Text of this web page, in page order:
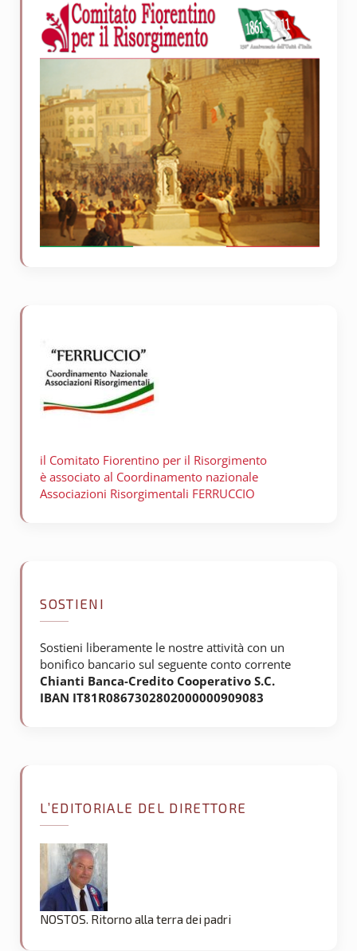
il Comitato Fiorentino per il Risorgimento
è associato al Coordinamento nazionale
Associazioni Risorgimentali FERRUCCIO
SOSTIENI
Sostieni liberamente le nostre attività con un
bonifico bancario sul seguente conto corrente
Chianti Banca-Credito Cooperativo S.C.
IBAN IT81R0867302802000000909083
L’EDITORIALE DEL DIRETTORE
NOSTOS. Ritorno alla terra dei padri